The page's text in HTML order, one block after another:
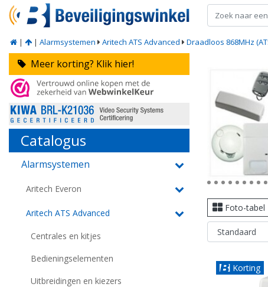
| | Alarmsystemen Aritech ATS Advanced Draadloos 868MHz
Meer korting? Klik hier!
Catalogus
Alarmsystemen
Aritech Everon
Aritech ATS Advanced
Centrales en kitjes
Bedieningselementen
Uitbreidingen en kiezers
Foto-tabel
Korting